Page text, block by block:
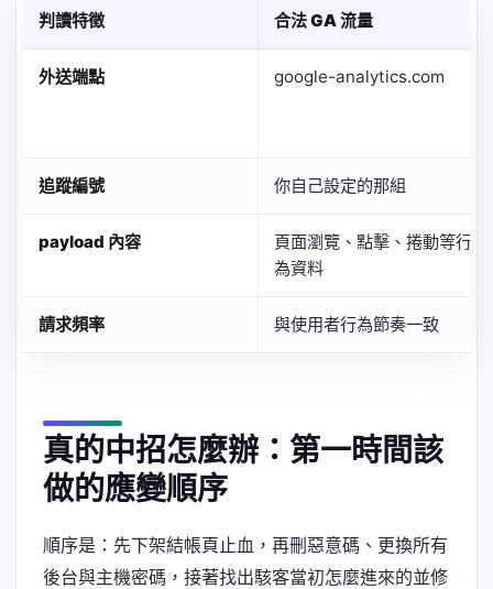
判讀特徵 合法 GA 流量
外送端點 google-analytics.com
追蹤編號 你自己設定的那組
payload 內容
頁面瀏覽、點擊、捲動等行
為資料
請求頻率 與使用者行為節奏一致
真的中招怎麼辦：第一時間該
做的應變順序
順序是：先下架結帳頁止血，再刪惡意碼、更換所有
後台與主機密碼，接著找出駭客當初怎麼進來的並修